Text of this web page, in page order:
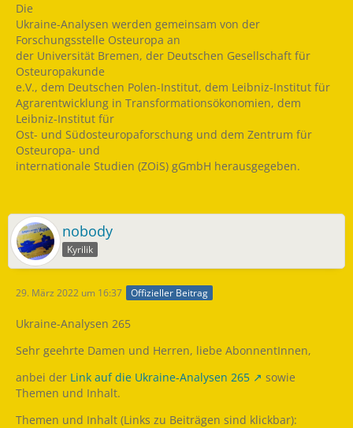
Die
Ukraine-Analysen werden gemeinsam von der
Forschungsstelle Osteuropa an
der Universität Bremen, der Deutschen Gesellschaft für
Osteuropakunde
e.V., dem Deutschen Polen-Institut, dem Leibniz-Institut für
Agrarentwicklung in Transformationsökonomien, dem
Leibniz-Institut für
Ost- und Südosteuropaforschung und dem Zentrum für
Osteuropa- und
internationale Studien (ZOiS) gGmbH herausgegeben.
nobody
Kyrilik
29. März 2022 um 16:37 Offizieller Beitrag
Ukraine-Analysen 265
Sehr geehrte Damen und Herren, liebe AbonnentInnen,
anbei der Link auf die Ukraine-Analysen 265
sowie
Themen und Inhalt.
Themen und Inhalt (Links zu Beiträgen sind klickbar):